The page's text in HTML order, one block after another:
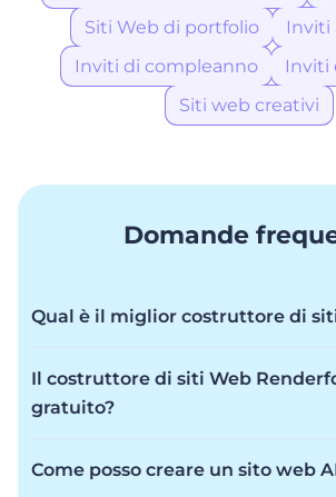
Siti Web di portfolio
Inviti
Inviti di compleanno
Inviti
Siti web creativi
Domande
Qual è il miglior costruttore di
flessibilità per trasformare la tua
per un sito Web che ti impressiona.
presenza online in pochi minuti con
Il costruttore di siti Web
gratuito?
Freemium. Sebbene sia possibile
gratuitamente, tramite l'abbonamento
Come posso creare un sito web